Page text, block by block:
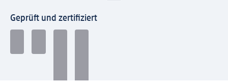
Geprüft und zertifiziert